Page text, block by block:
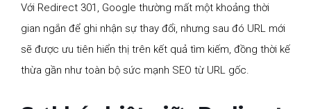
Với Redirect 301, Google thường mất một khoảng thời
gian ngắn để ghi nhận sự thay đổi, nhưng sau đó URL mới
sẽ được ưu tiên hiển thị trên kết quả tìm kiếm, đồng thời kế
thừa gần như toàn bộ sức mạnh SEO từ URL gốc.